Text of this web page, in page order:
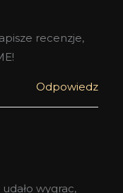
recenzje,
Odpowiedz
wygrac,